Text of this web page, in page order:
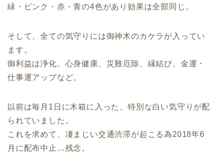
緑・ピンク・赤・青の4色があり効果は全部同じ。
そして、全ての気守りには御神木のカケラが入ってい
ます。
御利益は浄化、心身健康、災難厄除、縁結び、金運・
仕事運アップなど。
以前は毎月1日に木箱に入った、特別な白い気守りが配
られていました。
これを求めて、凄まじい交通渋滞が起こる為2018年6
月に配布中止…残念。